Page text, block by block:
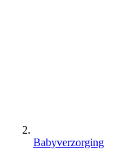
Babyverzorging